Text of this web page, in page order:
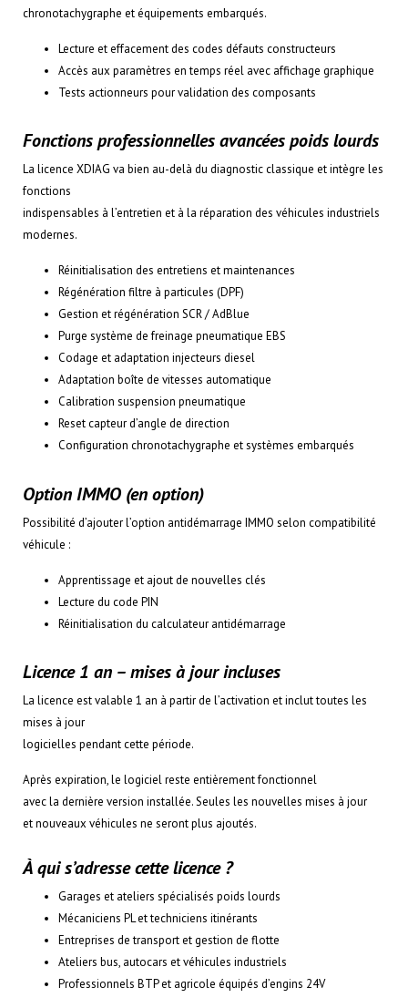
chronotachygraphe et équipements embarqués.
Lecture et effacement des codes défauts constructeurs
Accès aux paramètres en temps réel avec affichage graphique
Tests actionneurs pour validation des composants
Fonctions professionnelles avancées poids lourds
La licence XDIAG va bien au-delà du diagnostic classique et intègre les
fonctions
indispensables à l’entretien et à la réparation des véhicules industriels
modernes.
Réinitialisation des entretiens et maintenances
Régénération filtre à particules (DPF)
Gestion et régénération SCR / AdBlue
Purge système de freinage pneumatique EBS
Codage et adaptation injecteurs diesel
Adaptation boîte de vitesses automatique
Calibration suspension pneumatique
Reset capteur d’angle de direction
Configuration chronotachygraphe et systèmes embarqués
Option IMMO (en option)
Possibilité d’ajouter l’option antidémarrage IMMO selon compatibilité
véhicule :
Apprentissage et ajout de nouvelles clés
Lecture du code PIN
Réinitialisation du calculateur antidémarrage
Licence 1 an – mises à jour incluses
La licence est valable 1 an à partir de l’activation et inclut toutes les
mises à jour
logicielles pendant cette période.
Après expiration, le logiciel reste entièrement fonctionnel
avec la dernière version installée. Seules les nouvelles mises à jour
et nouveaux véhicules ne seront plus ajoutés.
À qui s’adresse cette licence ?
Garages et ateliers spécialisés poids lourds
Mécaniciens PL et techniciens itinérants
Entreprises de transport et gestion de flotte
Ateliers bus, autocars et véhicules industriels
Professionnels BTP et agricole équipés d’engins 24V